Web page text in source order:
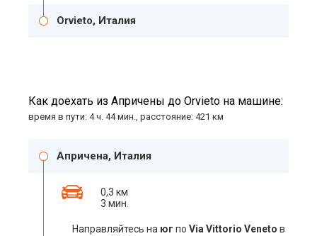
Orvieto, Италия
Как доехать из Апричены до Orvieto на машине:
время в пути: 4 ч. 44 мин., расстояние: 421 км
Апричена, Италия
0,3 км
3 мин.
Направляйтесь на юг по Via Vittorio Veneto в